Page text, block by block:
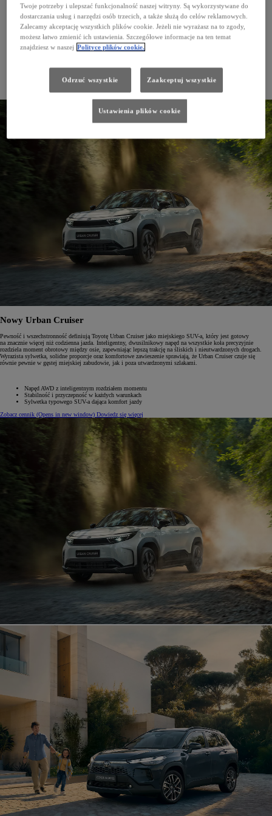
Nowy Hilux Electric
Nowy Urban Cruiser
Pewność i wszechstronność definiują Toyotę Urban Cruiser jako miejskiego SUV-a, który jest gotowy
na znacznie więcej niż codzienna jazda. Inteligentny, dwusilnikowy napęd na wszystkie koła precyzyjnie
rozdziela moment obrotowy między osie, zapewniając lepszą trakcję na śliskich i nieutwardzonych drogach.
Wyrazista sylwetka, solidne proporcje oraz komfortowe zawieszenie sprawiają, że Urban Cruiser czuje się
równie pewnie w gęstej miejskiej zabudowie, jak i poza utwardzonymi szlakami.
Napęd AWD z inteligentnym rozdziałem momentu
Stabilność i przyczepność w każdych warunkach
Sylwetka typowego SUV-a dająca komfort jazdy
Zobacz cennik (Opens in new window) Dowiedz się więcej
Twoje potrzeby i ulepszać funkcjonalność naszej witryny. Są wykorzystywane do
dostarczania usług i narzędzi osób trzecich, a także służą do celów reklamowych.
Zalecamy akceptację wszystkich plików cookie. Jeżeli nie wyrażasz na to zgody,
możesz łatwo zmienić ich ustawienia. Szczegółowe informacje na ten temat
znajdziesz w naszej Polityce plików cookie.
Odrzuć wszystkie Zaakceptuj wszystkie
Ustawienia plików cookie